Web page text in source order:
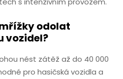
odolat
vozidel?
nést zátěž až do 40 000
pro hasičská vozidla a